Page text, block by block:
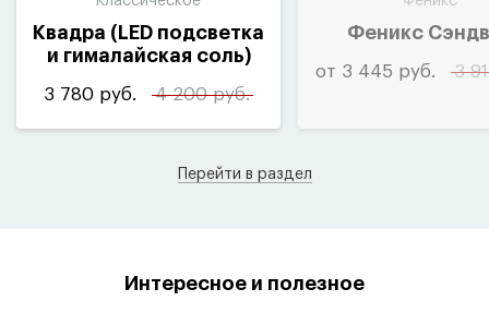
Квадра ( LED подсветка
и гималайская соль)
3 780 руб. 4 200 руб.
Феникс
от 3 445 руб. 3
Перейти в раздел
Интересное и полезное